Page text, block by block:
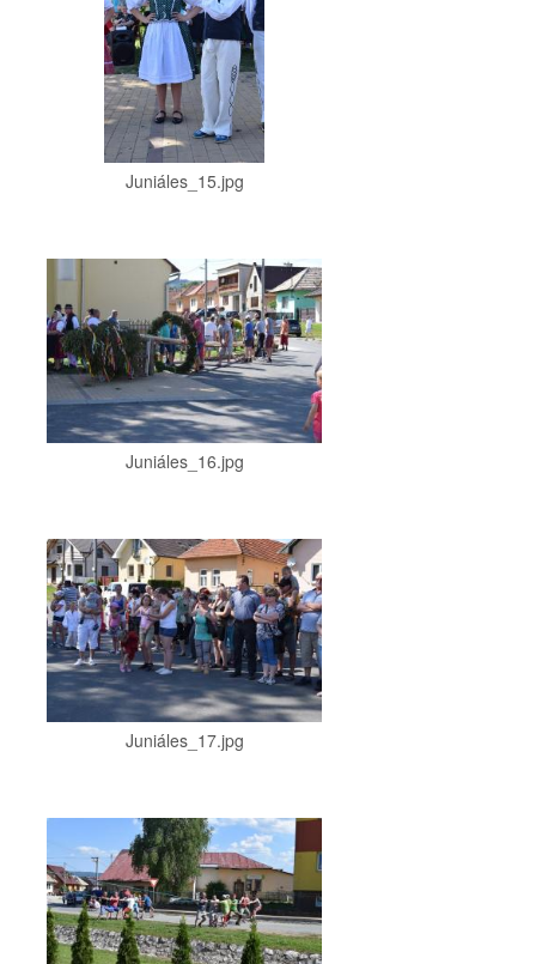
Juniáles_15.jpg
Juniáles_16.jpg
Juniáles_17.jpg